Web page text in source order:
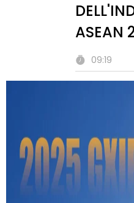
ASEAN
09:19